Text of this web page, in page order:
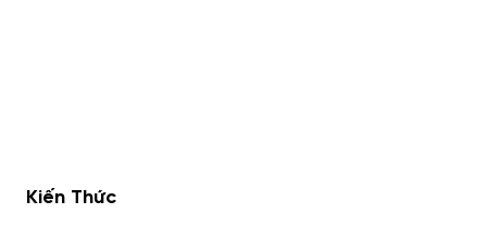
Kiến Thức